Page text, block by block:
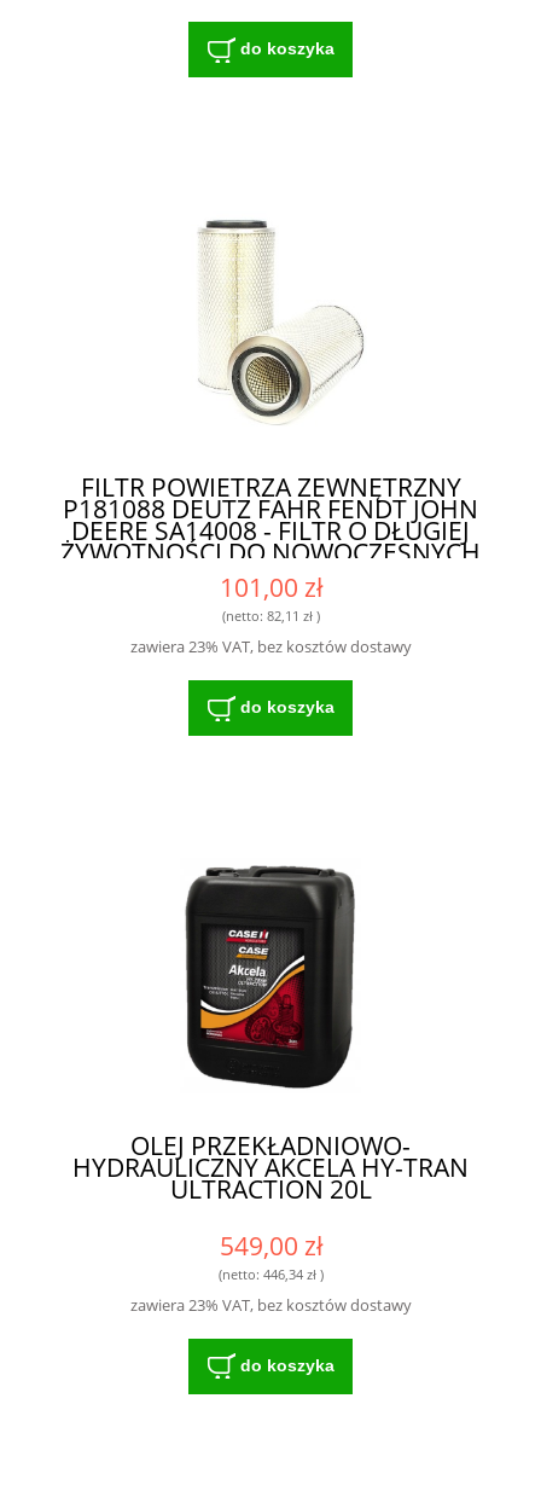
do koszyka
FILTR POWIETRZA ZEWNĘTRZNY
P181088 DEUTZ FAHR FENDT JOHN
DEERE SA14008 - FILTR O DŁUGIEJ
ŻYWOTNOŚCI DO NOWOCZESNYCH
MASZYN
101,00 zł
(netto: 82,11 zł)
zawiera 23% VAT, bez kosztów dostawy
do koszyka
OLEJ PRZEKŁADNIOWO-
HYDRAULICZNY AKCELA HY-TRAN
ULTRACTION 20L
549,00 zł
(netto: 446,34 zł)
zawiera 23% VAT, bez kosztów dostawy
do koszyka